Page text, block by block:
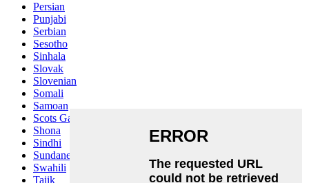
Persian
Punjabi
Serbian
Sesotho
Sinhala
Slovak
Slovenian
Somali
Samoan
Scots Gaelic
Shona
Sindhi
Sundanese
Swahili
Tajik